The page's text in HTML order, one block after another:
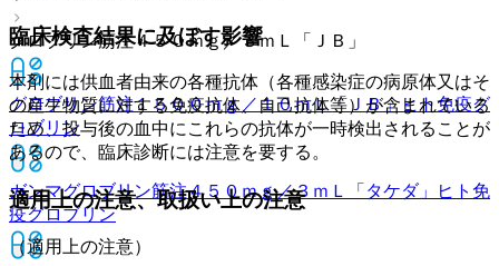
グロブリン筋注４５０ｍｇ／３ｍＬ「ＪＢ」
グロブリン筋注１５００ｍｇ／１０ｍＬ「ＪＢ」 ヒト免疫グ
ロブリン
ガンマグロブリン筋注４５０ｍｇ／３ｍＬ「タケダ」
ヒト免
疫グロブリン
臨床検査結果に及ぼす影響
本剤には供血者由来の各種抗体（各種感染症の病原体又はそ
の産生物質に対する免疫抗体、自己抗体等）が含まれている
ため、投与後の血中にこれらの抗体が一時検出されることが
あるので、臨床診断には注意を要する。
適用上の注意、取扱い上の注意
（適用上の注意）